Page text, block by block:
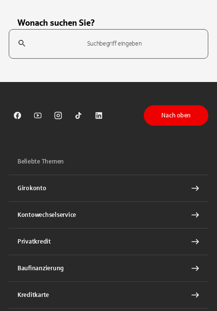
Wonach suchen Sie?
Suchfeld
Sparkasse auf Facebook
Sparkasse auf Youtube
Sparkasse auf Instagram
Sparkasse auf TikTok
Sparkasse auf LinkedIn
Nach oben
Beliebte Themen
Girokonto
Kontowechselservice
Privatkredit
Baufinanzierung
Kreditkarte